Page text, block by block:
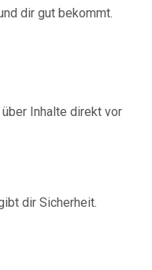
dir gut bekommt.
Inhalte direkt vor
dir Sicherheit.